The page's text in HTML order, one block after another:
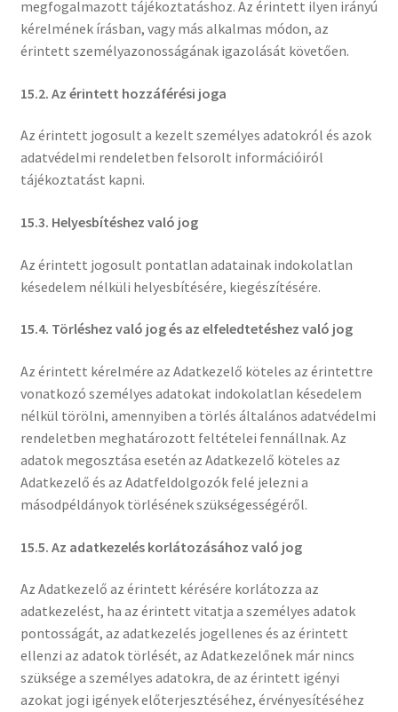
megfogalmazott tájékoztatáshoz. Az érintett ilyen irányú
kérelmének írásban, vagy más alkalmas módon, az
érintett személyazonosságának igazolását követően.
15.2. Az érintett hozzáférési joga
Az érintett jogosult a kezelt személyes adatokról és azok
adatvédelmi rendeletben felsorolt információiról
tájékoztatást kapni.
15.3. Helyesbítéshez való jog
Az érintett jogosult pontatlan adatainak indokolatlan
késedelem nélküli helyesbítésére, kiegészítésére.
15.4. Törléshez való jog és az elfeledtetéshez való jog
Az érintett kérelmére az Adatkezelő köteles az érintettre
vonatkozó személyes adatokat indokolatlan késedelem
nélkül törölni, amennyiben a törlés általános adatvédelmi
rendeletben meghatározott feltételei fennállnak. Az
adatok megosztása esetén az Adatkezelő köteles az
Adatkezelő és az Adatfeldolgozók felé jelezni a
másodpéldányok törlésének szükségességéről.
15.5. Az adatkezelés korlátozásához való jog
Az Adatkezelő az érintett kérésére korlátozza az
adatkezelést, ha az érintett vitatja a személyes adatok
pontosságát, az adatkezelés jogellenes és az érintett
ellenzi az adatok törlését, az Adatkezelőnek már nincs
szüksége a személyes adatokra, de az érintett igényi
azokat jogi igények előterjesztéséhez, érvényesítéséhez